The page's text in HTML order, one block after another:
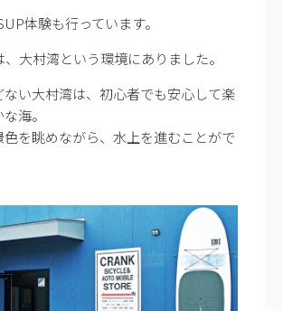
体験も行っています。
大村湾という環境にありました。
い大村湾は、初心者でも安心して楽
海。
色を眺めながら、水上を進むことがで